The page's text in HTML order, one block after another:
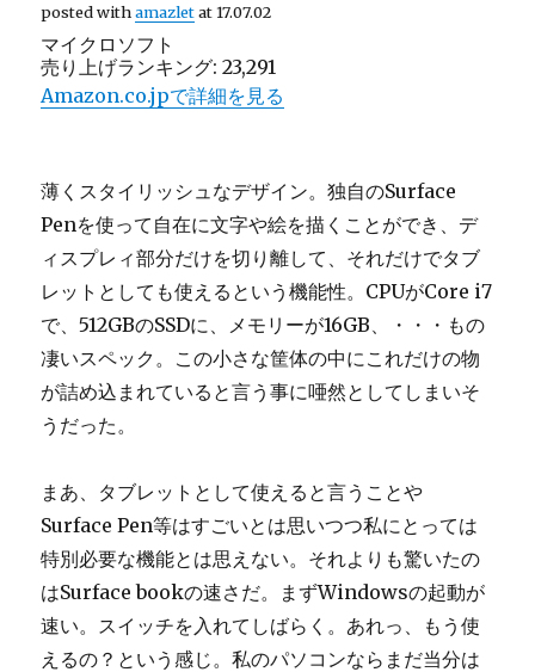
posted withamazletat 17.07.02
マイクロソフト
売り上げランキング: 23,291
Amazon.co.jpで詳細を見る
薄くスタイリッシュなデザイン。独自のSurface
Penを使って自在に文字や絵を描くことができ、デ
ィスプレィ部分だけを切り離して、それだけでタブ
レットとしても使えるという機能性。CPUがCore i7
で、512GBのSSDに、メモリーが16GB、・・・もの
凄いスペック。この小さな筐体の中にこれだけの物
が詰め込まれていると言う事に唖然としてしまいそ
うだった。
まあ、タブレットとして使えると言うことや
Surface Pen等はすごいとは思いつつ私にとっては
特別必要な機能とは思えない。それよりも驚いたの
はSurface bookの速さだ。まずWindowsの起動が
速い。スイッチを入れてしばらく。あれっ、もう使
えるの？という感じ。私のパソコンならまだ当分は